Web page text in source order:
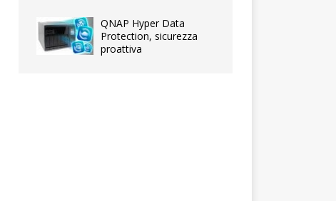
QNAP Hyper Data
Protection, sicurezza
proattiva